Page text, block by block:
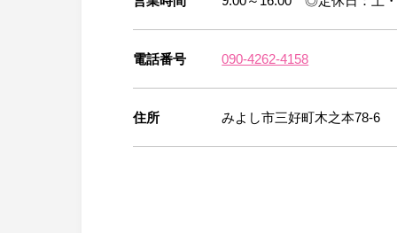
電話番号 090-4262-4158
住所 みよし市三好町木之本78-6